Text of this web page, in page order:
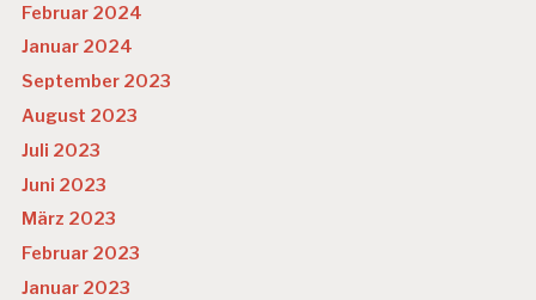
Februar 2024
Januar 2024
September 2023
August 2023
Juli 2023
Juni 2023
März 2023
Februar 2023
Januar 2023